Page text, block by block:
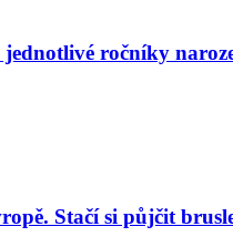
ročníky
Stačí si půjčit